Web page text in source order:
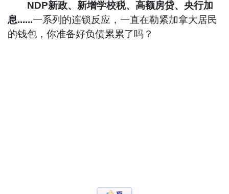
NDP新政、新增学校税、高额房贷、央行加
息......一系列的连锁反应，一直在勒紧加拿大居民
的钱包，你准备好负债累累了吗？